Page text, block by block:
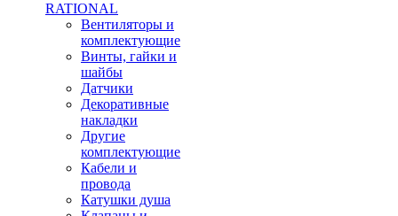
RATIONAL
Вентиляторы и
комплектующие
Винты, гайки и
шайбы
Датчики
Декоративные
накладки
Другие
комплектующие
Кабели и
провода
Катушки душа